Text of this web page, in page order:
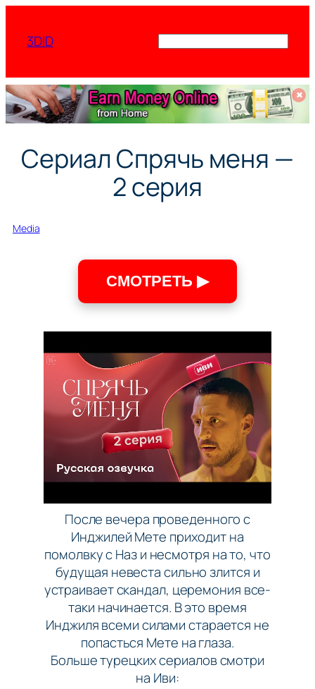
содержимому
3DID
✖
Сериал Спрячь меня —
2 серия
Media
СМОТРЕТЬ ▶
После вечера проведенного с
Инджилей Мете приходит на
помолвку с Наз и несмотря на то, что
будущая невеста сильно злится и
устраивает скандал, церемония все-
таки начинается. В это время
Инджиля всеми силами старается не
попасться Мете на глаза.
Больше турецких сериалов смотри
на Иви: